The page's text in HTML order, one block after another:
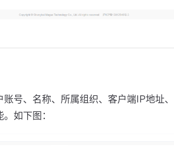
号、名称、所属组织、客户端IP地址
如下图：